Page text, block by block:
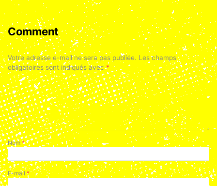
Comment
Votre adresse e-mail ne sera pas publiée. Les champs
obligatoires sont indiqués avec*
Nom *
E-mail *